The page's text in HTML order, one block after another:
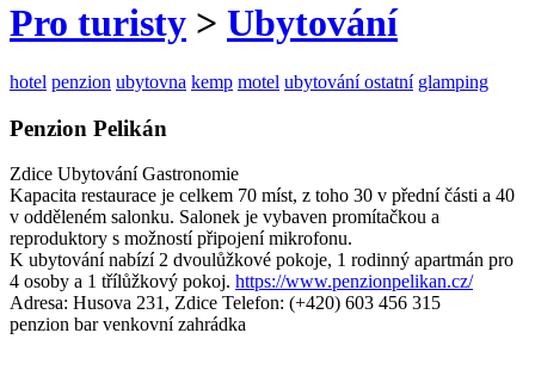
Pro turisty > Ubytování
hotel penzion ubytovna kemp motel ubytování ostatní glamping
Penzion Pelikán
Zdice Ubytování Gastronomie
Kapacita restaurace je celkem 70 míst, z toho 30 v přední části a 40
v odděleném salonku. Salonek je vybaven promítačkou a
reproduktory s možností připojení mikrofonu.
K ubytování nabízí 2 dvoulůžkové pokoje, 1 rodinný apartmán pro
4 osoby a 1 třílůžkový pokoj. https://www.penzionpelikan.cz/
Adresa: Husova 231, Zdice Telefon: (+420) 603 456 315
penzion bar venkovní zahrádka